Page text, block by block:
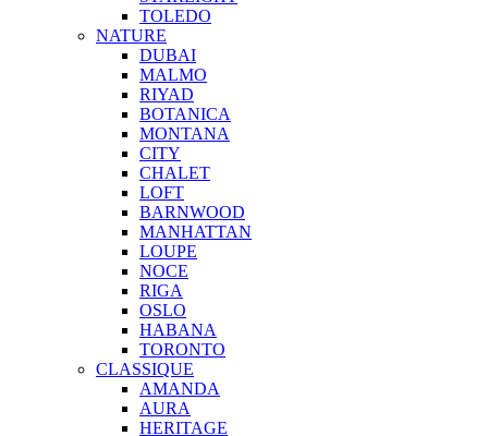
TOLEDO
NATURE
DUBAI
MALMO
RIYAD
BOTANICA
MONTANA
CITY
CHALET
LOFT
BARNWOOD
MANHATTAN
LOUPE
NOCE
RIGA
OSLO
HABANA
TORONTO
CLASSIQUE
AMANDA
AURA
HERITAGE